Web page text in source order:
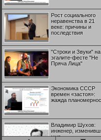
Рост социального
неравенства в 21
веке: причины и
последствия
"Строки и Звуки" на
эгалите-фесте "Не
Пряча Лица"
Экономика СССР
времен «застоя»:
жажда
Владимир Шухов:
инженер,
мир